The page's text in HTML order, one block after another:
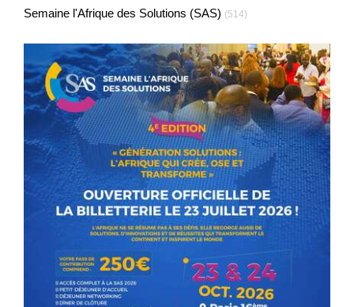
Semaine l'Afrique des Solutions (SAS) (514)